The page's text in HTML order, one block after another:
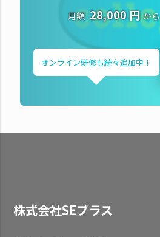
月額 28,000 円 から
オンライン研修も続々追加中！
株式会社SEプラス